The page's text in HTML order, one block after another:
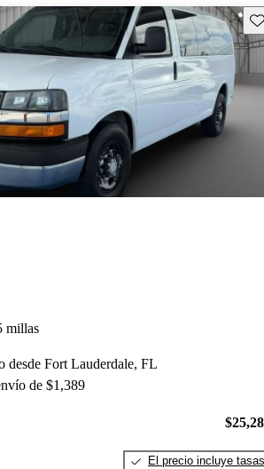
millas
desde Fort Lauderdale, FL
de $1,389
El precio incluye tasas